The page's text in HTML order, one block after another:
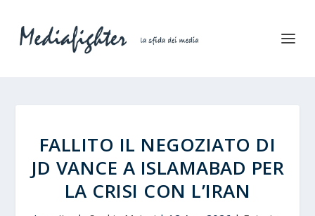
FALLITO IL NEGOZIATO DI
JD VANCE A ISLAMABAD PER
LA CRISI CON L’IRAN